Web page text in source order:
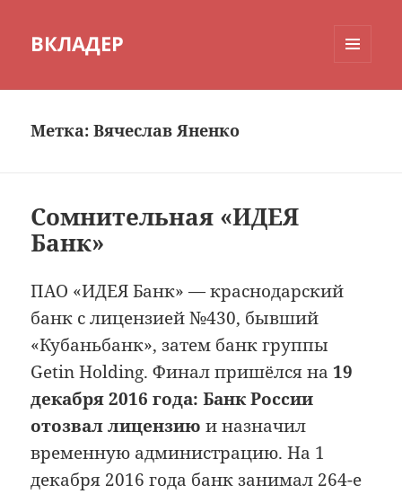
ВКЛАДЕР
Метка:Вячеслав Яненко
Сомнительная «ИДЕЯ
Банк»
ПАО «ИДЕЯ Банк» — краснодарский
банк с лицензией №430, бывший
«Кубаньбанк», затем банк группы
Getin Holding. Финал пришёлся на 19
декабря 2016 года: Банк России
отозвал лицензию и назначил
временную администрацию. На 1
декабря 2016 года банк занимал 264-е